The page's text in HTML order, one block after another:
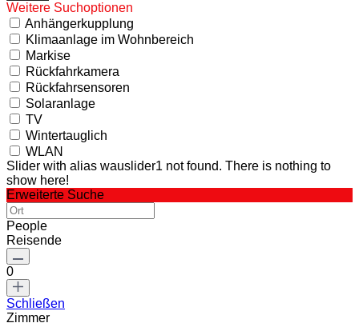
Weitere Suchoptionen
Anhängerkupplung
Klimaanlage im Wohnbereich
Markise
Rückfahrkamera
Rückfahrsensoren
Solaranlage
TV
Wintertauglich
WLAN
Slider with alias wauslider1 not found. There is nothing to
show here!
Erweiterte Suche
People
Reisende
0
Schließen
Zimmer